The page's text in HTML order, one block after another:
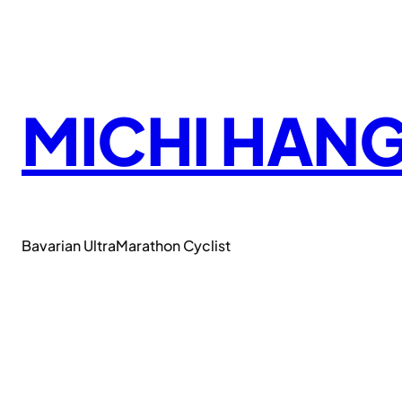
MICHI
Bavarian UltraMarathon Cyclist